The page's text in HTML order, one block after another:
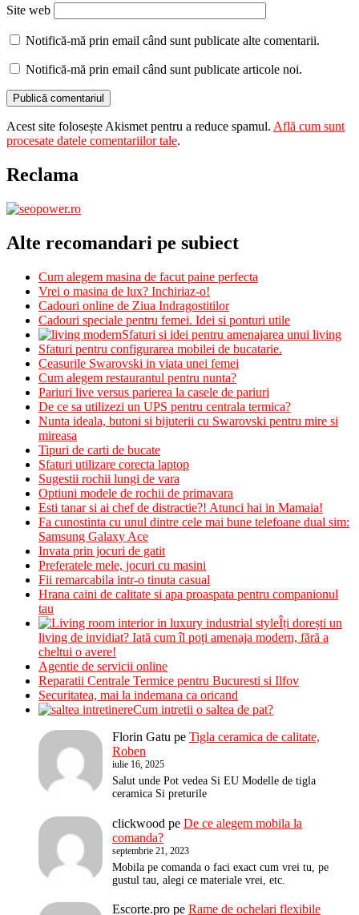
Site web
Notifică-mă prin email când sunt publicate alte comentarii.
Notifică-mă prin email când sunt publicate articole noi.
Acest site folosește Akismet pentru a reduce spamul. Află cum sunt
procesate datele comentariilor tale.
Reclama
Alte recomandari pe subiect
Cum alegem masina de facut paine perfecta
Vrei o masina de lux? Inchiriaz-o!
Cadouri online de Ziua Indragostitilor
Cadouri speciale pentru femei. Idei si ponturi utile
Sfaturi si idei pentru amenajarea unui living
Sfaturi pentru configurarea mobilei de bucatarie.
Ceasurile Swarovski in viata unei femei
Cum alegem restaurantul pentru nunta?
Pariuri live versus parierea la casele de pariuri
De ce sa utilizezi un UPS pentru centrala termica?
Nunta ideala, butoni si bijuterii cu Swarovski pentru mire si
mireasa
Tipuri de carti de bucate
Sfaturi utilizare corecta laptop
Sugestii rochii lungi de vara
Optiuni modele de rochii de primavara
Esti tanar si ai chef de distractie?! Atunci hai in Mamaia!
Fa cunostinta cu unul dintre cele mai bune telefoane dual sim:
Samsung Galaxy Ace
Invata prin jocuri de gatit
Preferatele mele, jocuri cu masini
Fii remarcabila intr-o tinuta casual
Hrana caini de calitate si apa proaspata pentru companionul
tau
Îți dorești un
living de invidiat? Iată cum îl poți amenaja modern, fără a
cheltui o avere!
Agentie de servicii online
Reparatii Centrale Termice pentru Bucuresti si Ilfov
Securitatea, mai la indemana ca oricand
Cum intretii o saltea de pat?
Florin Gatu pe Tigla ceramica de calitate,
Roben
iulie 16, 2025
Salut unde Pot vedea Si EU Modelle de tigla
ceramica Si preturile
clickwood pe De ce alegem mobila la
comanda?
septembrie 21, 2023
Mobila pe comanda o faci exact cum vrei tu, pe
gustul tau, alegi ce materiale vrei, etc.
Escorte.pro pe Rame de ochelari flexibile